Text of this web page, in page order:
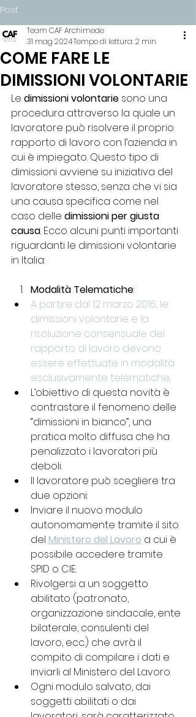
Post
COME FARE LE
DIMISSIONI VOLONTARIE
Team CAF Archimede
31 mag 2024Tempo di lettura: 2 min
Le dimissioni volontarie sono una
procedura attraverso la quale un
lavoratore può risolvere il proprio
rapporto di lavoro con l’azienda in
cui è impiegato. Questo tipo di
dimissioni avviene su iniziativa del
lavoratore stesso, senza che vi sia
una causa specifica come nel
caso delle dimissioni per giusta
causa. Ecco alcuni punti importanti
riguardanti le dimissioni volontarie
in Italia:
Modalità Telematiche:
A partire dal 12 marzo 2016, le
dimissioni volontarie e la
risoluzione consensuale del
rapporto di lavoro devono
essere effettuate in modalità
esclusivamente telematiche.
L’obiettivo di questa novità è
contrastare il fenomeno delle
“dimissioni in bianco”, una
pratica molto diffusa che ha
penalizzato i lavoratori più
deboli.
Il lavoratore può scegliere tra
due opzioni:
Inviare il nuovo modulo
autonomamente tramite il sito
del Ministero del Lavoro a cui è
possibile accedere tramite
SPID o CIE.
Rivolgersi a un soggetto
abilitato (patronato,
organizzazione sindacale, ente
bilaterale, consulenti del
lavoro, ecc.) che avrà il
compito di compilare i dati e
inviarli al Ministero del Lavoro.
Ogni modulo salvato, dai
soggetti abilitati o dai